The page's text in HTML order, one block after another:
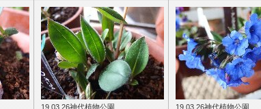
19.03.26神代植物公園 19.03.26神代植物公園